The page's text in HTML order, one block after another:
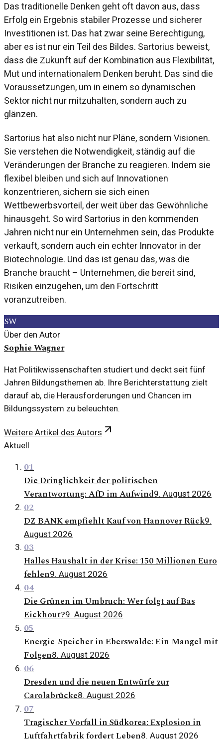
Das traditionelle Denken geht oft davon aus, dass
Erfolg ein Ergebnis stabiler Prozesse und sicherer
Investitionen ist. Das hat zwar seine Berechtigung,
aber es ist nur ein Teil des Bildes. Sartorius beweist,
dass die Zukunft auf der Kombination aus Flexibilität,
Mut und internationalem Denken beruht. Das sind die
Voraussetzungen, um in einem so dynamischen
Sektor nicht nur mitzuhalten, sondern auch zu
glänzen.
Sartorius hat also nicht nur Pläne, sondern Visionen.
Sie verstehen die Notwendigkeit, ständig auf die
Veränderungen der Branche zu reagieren. Indem sie
flexibel bleiben und sich auf Innovationen
konzentrieren, sichern sie sich einen
Wettbewerbsvorteil, der weit über das Gewöhnliche
hinausgeht. So wird Sartorius in den kommenden
Jahren nicht nur ein Unternehmen sein, das Produkte
verkauft, sondern auch ein echter Innovator in der
Biotechnologie. Und das ist genau das, was die
Branche braucht – Unternehmen, die bereit sind,
Risiken einzugehen, um den Fortschritt
voranzutreiben.
SW
Über den Autor
Sophie Wagner
Hat Politikwissenschaften studiert und deckt seit fünf
Jahren Bildungsthemen ab. Ihre Berichterstattung zielt
darauf ab, die Herausforderungen und Chancen im
Bildungssystem zu beleuchten.
Weitere Artikel des Autors
Aktuell
01
Die Dringlichkeit der politischen
Verantwortung: AfD im Aufwind9. August 2026
02
DZ BANK empfiehlt Kauf von Hannover Rück9.
August 2026
03
Halles Haushalt in der Krise: 150 Millionen Euro
fehlen9. August 2026
04
Die Grünen im Umbruch: Wer folgt auf Bas
Eickhout?9. August 2026
05
Energie-Speicher in Eberswalde: Ein Mangel mit
Folgen8. August 2026
06
Dresden und die neuen Entwürfe zur
Carolabrücke8. August 2026
07
Tragischer Vorfall in Südkorea: Explosion in
Luftfahrtfabrik fordert Leben8. August 2026